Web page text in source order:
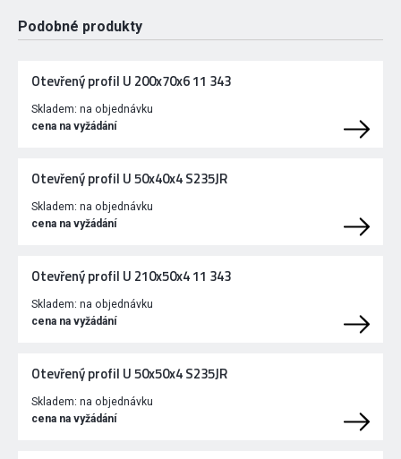
Podobné produkty
Otevřený profil U 200x70x6 11 343
Skladem: na objednávku
cena na vyžádání
Otevřený profil U 50x40x4 S235JR
Skladem: na objednávku
cena na vyžádání
Otevřený profil U 210x50x4 11 343
Skladem: na objednávku
cena na vyžádání
Otevřený profil U 50x50x4 S235JR
Skladem: na objednávku
cena na vyžádání